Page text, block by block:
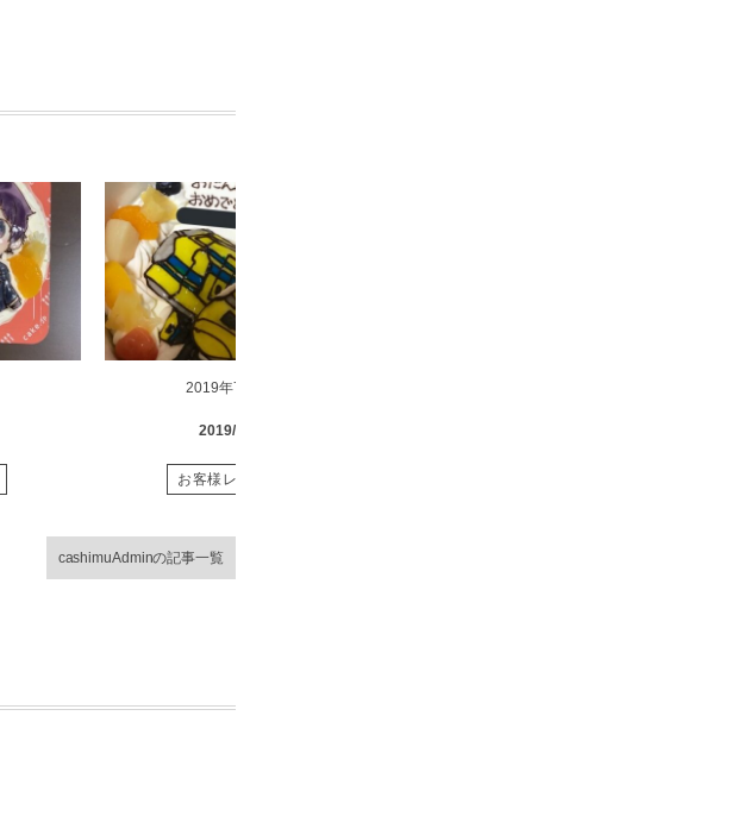
2019年7月14日
2019/07/14
お客様レビュー
cashimuAdminの記事一覧